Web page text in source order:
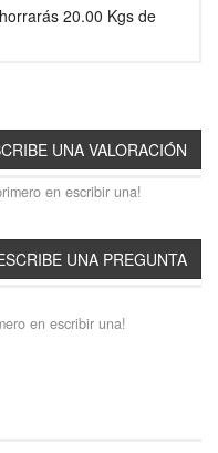
20.00 Kgs de
en escribir una!
en escribir una!